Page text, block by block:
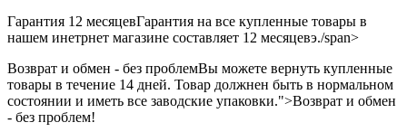
Гарантия 12 месяцевГарантия на все купленные товары в
нашем инетрнет магазине составляет 12 месяцевэ./span>
Возврат и обмен - без проблемВы можете вернуть купленные
товары в течение 14 дней. Товар должнен быть в нормальном
состоянии и иметь все заводские упаковки.">Возврат и обмен
- без проблем!